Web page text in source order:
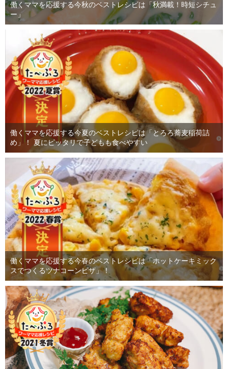
働くママを応援する今秋のベストレシピは「秋満載！時短シチュ
ー」
働くママを応援する今夏のベストレシピは「とろろ蕎麦稲荷詰
め」！ 夏にピッタリで子どもも食べやすい
働くママを応援する今春のベストレシピは「ホットケーキミック
スでつくるツナコーンピザ」！